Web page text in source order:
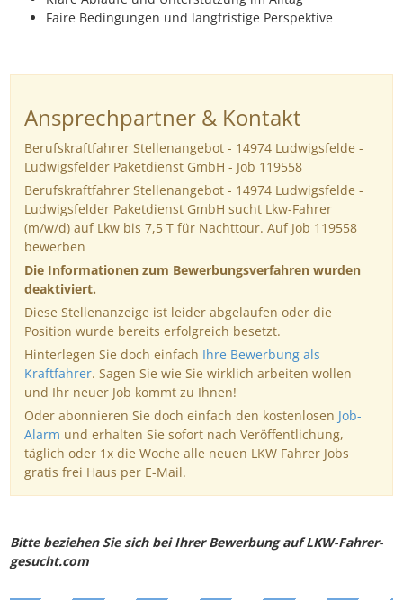
Faire Bedingungen und langfristige Perspektive
Ansprechpartner & Kontakt
Berufskraftfahrer Stellenangebot - 14974 Ludwigsfelde -
Ludwigsfelder Paketdienst GmbH - Job 119558
Berufskraftfahrer Stellenangebot - 14974 Ludwigsfelde -
Ludwigsfelder Paketdienst GmbH sucht Lkw-Fahrer
(m/w/d) auf Lkw bis 7,5 T für Nachttour. Auf Job 119558
bewerben
Die Informationen zum Bewerbungsverfahren wurden
deaktiviert.
Diese Stellenanzeige ist leider abgelaufen oder die
Position wurde bereits erfolgreich besetzt.
Hinterlegen Sie doch einfach Ihre Bewerbung als
Kraftfahrer. Sagen Sie wie Sie wirklich arbeiten wollen
und Ihr neuer Job kommt zu Ihnen!
Oder abonnieren Sie doch einfach den kostenlosen Job-
Alarm und erhalten Sie sofort nach Veröffentlichung,
täglich oder 1x die Woche alle neuen LKW Fahrer Jobs
gratis frei Haus per E-Mail.
Bitte beziehen Sie sich bei Ihrer Bewerbung auf LKW-Fahrer-
gesucht.com